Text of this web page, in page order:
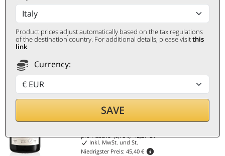
Product prices adjust automatically based on the tax regulations
of the destination country. For additional details, please visitthis
link.
Currency:
SAVE
LAURIER
0,75 ℓ
Rabatt 30%
31,70€
pro Flasche (0,75 ℓ)42,27€/ℓ
Inkl. MwSt. und St.
Niedrigster Preis:45,40 €